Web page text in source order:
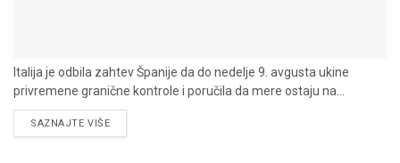
Italija je odbila zahtev Španije da do nedelje 9. avgusta ukine
privremene granične kontrole i poručila da mere ostaju na...
SAZNAJTE VIŠEDETAILS